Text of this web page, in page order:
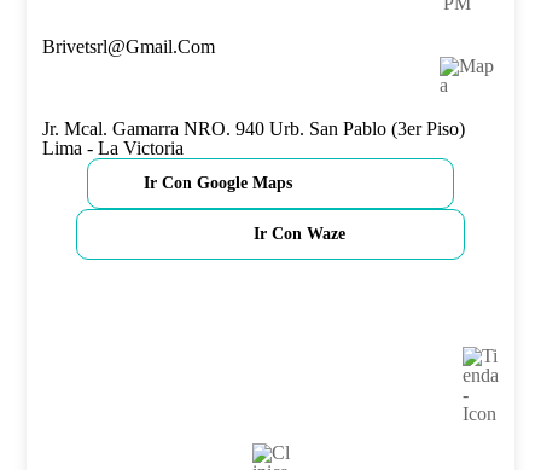
Brivetsrl@gmail.com
Jr. Mcal. Gamarra NRO. 940 Urb. San Pablo (3er Piso)
Lima - La Victoria
Ir Con Google Maps
Ir Con Waze